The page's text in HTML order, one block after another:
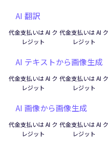
AI 翻訳
代金支払いは AI ク
レジット
代金支払いは AI ク
レジット
AI テキストから画像生成
代金支払いは AI ク
レジット
代金支払いは AI ク
レジット
AI 画像から画像生成
代金支払いは AI ク
レジット
代金支払いは AI ク
レジット